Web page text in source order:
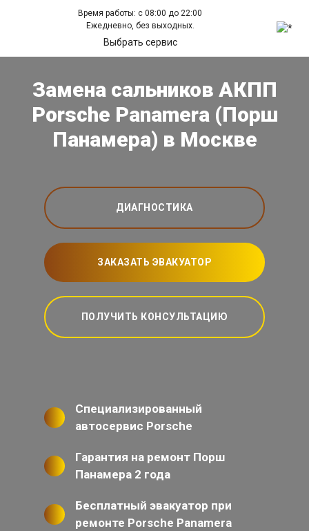
Время работы: с 08:00 до 22:00
Ежедневно, без выходных.
Выбрать сервис
Замена сальников АКПП
Porsche Panamera (Порш
Панамера) в Москве
ДИАГНОСТИКА
ЗАКАЗАТЬ ЭВАКУАТОР
ПОЛУЧИТЬ КОНСУЛЬТАЦИЮ
Специализированный
автосервис Porsche
Гарантия на ремонт Порш
Панамера 2 года
Бесплатный эвакуатор при
ремонте Porsche Panamera